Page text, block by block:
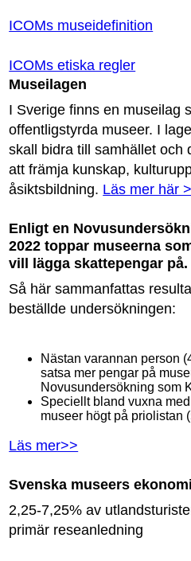
ICOMs museidefinition
ICOMs etiska regler
Museilagen
I Sverige finns en museilag
offentligstyrda museer. I
skall bidra till samhället och
att främja kunskap,
åsiktsbildning. Läs mer här
Enligt en
2022 toppar museerna
vill lägga skattepengar på.
Så här sammanfattas
beställde undersökningen:
Nästan varannan person
satsa mer pengar på
Novusundersökning som
Speciellt bland vuxna
museer högt på priolistan
Läs mer>>
Svenska museers
2,25-7,25% av
primär reseanledning